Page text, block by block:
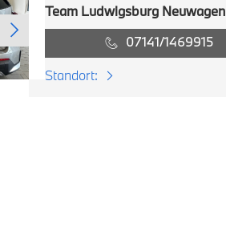
Team Ludwigsburg Neuwagen
07141/1469915
Standort: